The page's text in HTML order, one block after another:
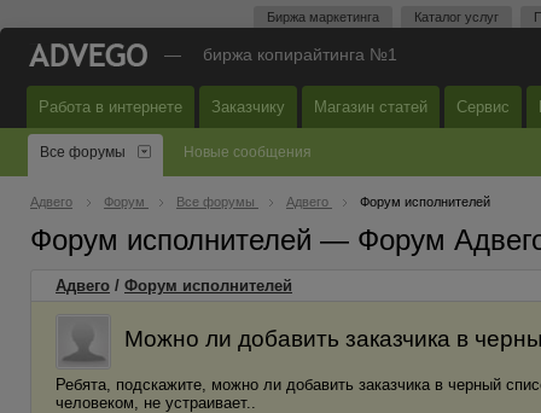
Биржа маркетинга Каталог услуг
— биржа копирайтинга №1
Работа в интернете Заказчику Магазин статей Сервис
Все форумы Новые сообщения
Адвего Форум Все форумы Адвего Форум исполнителей
Форум исполнителей — Форум
Адвего / Форум исполнителей
Можно ли добавить заказчика в
Ребята, подскажите, можно ли добавить заказчика в черный
человеком, не устраивает..